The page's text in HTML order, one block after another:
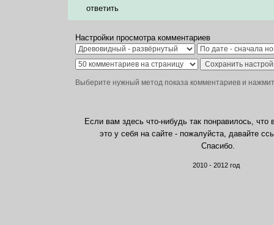
ответить
Настройки просмотра комментариев
Выберите нужный метод показа комментариев и
Если вам здесь что-нибудь так понравилось, что
это у себя на сайте - пожалуйста, давайте
Спасибо.
2010 - 2012 год